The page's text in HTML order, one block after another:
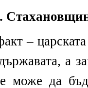
–
а
може да